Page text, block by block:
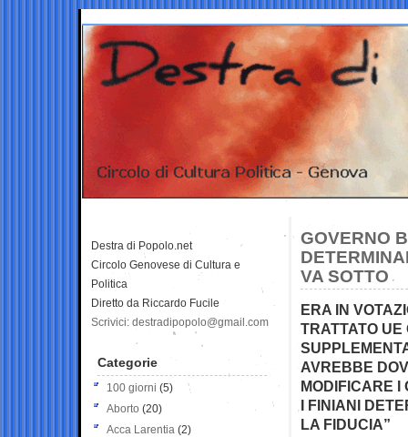
GOVERNO
VA SOTTO
ERA IN
TRATTATO UE
AVREBBE
MODIFICARE I
I FINIANI
LA FIDUCIA”
Destra di Popolo.net
Circolo Genovese di Cultura e
Politica
Diretto da Riccardo Fucile
Scrivici: destradipopolo@gmail.com
Categorie
100 giorni (5)
Aborto (20)
Acca Larentia (2)